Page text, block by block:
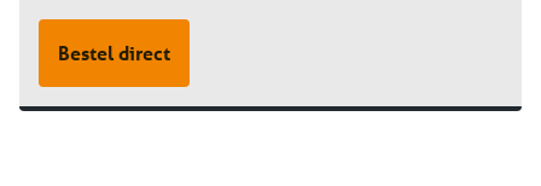
Bestel direct